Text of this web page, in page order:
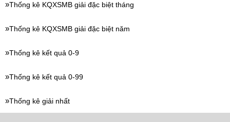
Thống kê KQXSMB giải đặc biệt tháng
Thống kê KQXSMB giải đặc biệt năm
Thống kê kết quả 0-9
Thống kê kết quả 0-99
Thống kê giải nhất